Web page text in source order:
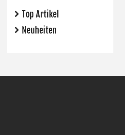
Top Artikel
Neuheiten